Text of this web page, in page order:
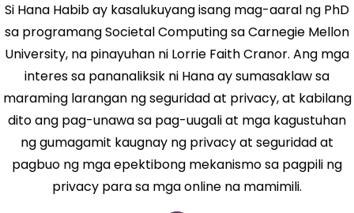
Si Hana Habib ay kasalukuyang isang mag-aaral ng PhD
sa programang Societal Computing sa Carnegie Mellon
University, na pinayuhan ni Lorrie Faith Cranor. Ang mga
interes sa pananaliksik ni Hana ay sumasaklaw sa
maraming larangan ng seguridad at privacy, at kabilang
dito ang pag-unawa sa pag-uugali at mga kagustuhan
ng gumagamit kaugnay ng privacy at seguridad at
pagbuo ng mga epektibong mekanismo sa pagpili ng
privacy para sa mga online na mamimili.